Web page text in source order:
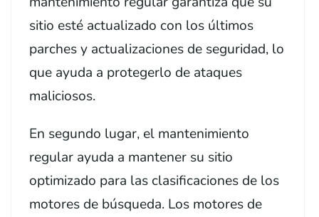
sitio esté actualizado con los últimos
parches y actualizaciones de seguridad, lo
que ayuda a protegerlo de ataques
maliciosos.
En segundo lugar, el mantenimiento
regular ayuda a mantener su sitio
optimizado para las clasificaciones de los
motores de búsqueda. Los motores de